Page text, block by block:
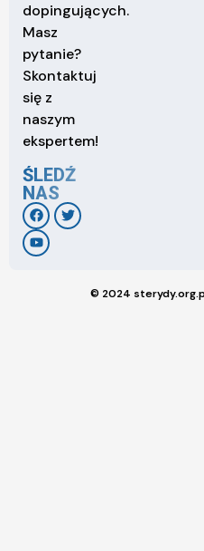
dopingujących.
Masz
pytanie?
Skontaktuj
się z
naszym
ekspertem!
ŚLEDŹ
NAS
© 2024